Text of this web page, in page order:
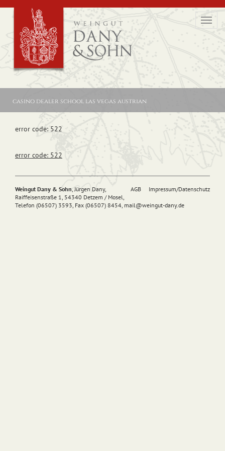
casino dealer school las vegas austrian
error code: 522
error code: 522
AGB Impressum/Datenschutz
Weingut Dany & Sohn, Jürgen Dany,
Raiffeisenstraße 1, 54340 Detzem / Mosel,
Telefon (06507) 3593, Fax (06507) 8454, mail@weingut-dany.de